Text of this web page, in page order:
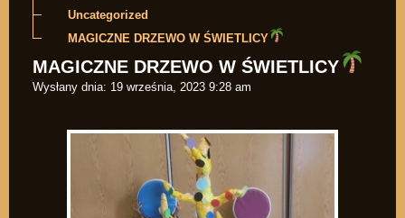
Uncategorized
MAGICZNE DRZEWO W ŚWIETLICY
MAGICZNE DRZEWO W ŚWIETLICY
Wysłany dnia: 19 września, 2023 9:28 am